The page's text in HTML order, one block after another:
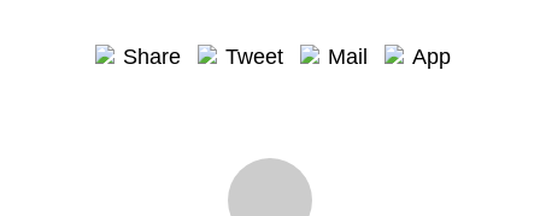
Share Tweet Mail App